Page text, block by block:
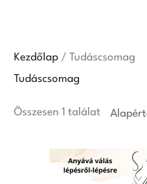
content
Kezdőlap / Tudáscsomag
Tudáscsomag
Összesen 1 találat